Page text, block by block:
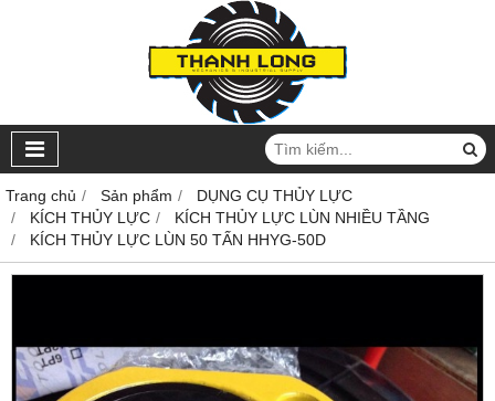
Trang chủ Sản phẩm
DỤNG CỤ THỦY LỰC
KÍCH THỦY LỰC
KÍCH THỦY LỰC LÙN NHIỀU TẦNG
KÍCH THỦY LỰC LÙN 50 TẤN HHYG-50D